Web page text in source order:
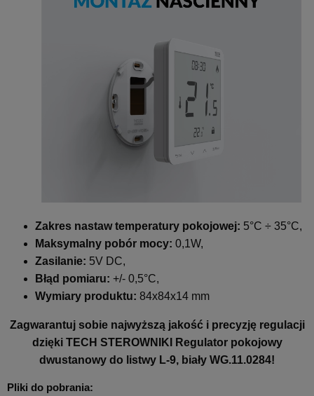
Zakres nastaw temperatury pokojowej: 5°C ÷ 35°C,
Maksymalny pobór mocy: 0,1W,
Zasilanie: 5V DC,
Błąd pomiaru: +/- 0,5°C,
Wymiary produktu: 84x84x14 mm
Zagwarantuj sobie najwyższą jakość i precyzję regulacji
dzięki TECH STEROWNIKI Regulator pokojowy
dwustanowy do listwy L-9, biały WG.11.0284!
Pliki do pobrania: